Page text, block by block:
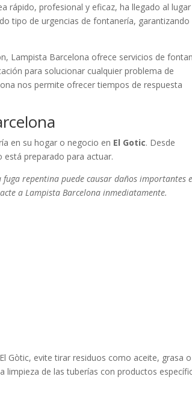
rápido, profesional y eficaz, ha llegado al lugar
tipo de urgencias de fontanería, garantizando
Lampista Barcelona ofrece servicios de
para solucionar cualquier problema de
nos permite ofrecer tiempos de respuesta
en su hogar o negocio en El Gotic. Desde
preparado para actuar.
repentina puede causar daños importantes
a Lampista Barcelona inmediatamente.
Gòtic, evite tirar residuos como aceite, grasa o
de las tuberías con productos